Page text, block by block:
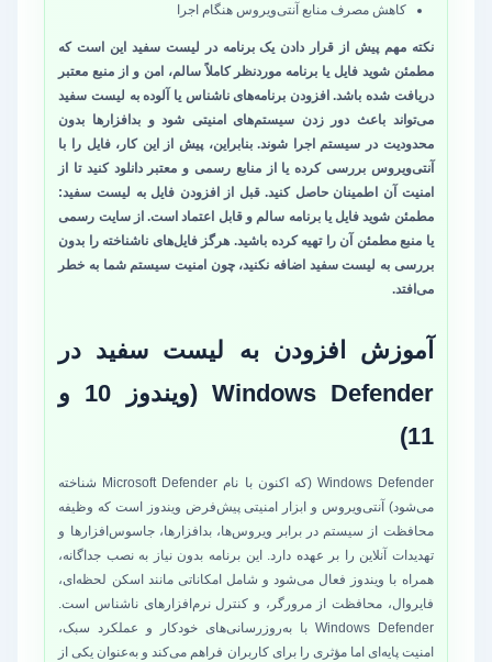
کاهش مصرف منابع آنتی‌ویروس هنگام اجرا
نکته مهم پیش از قرار دادن یک برنامه در لیست سفید این است که
مطمئن شوید فایل یا برنامه موردنظر کاملاً سالم، امن و از منبع معتبر
دریافت شده باشد. افزودن برنامه‌های ناشناس یا آلوده به لیست سفید
می‌تواند باعث دور زدن سیستم‌های امنیتی شود و بدافزارها بدون
محدودیت در سیستم اجرا شوند. بنابراین، پیش از این کار، فایل را با
آنتی‌ویروس بررسی کرده یا از منابع رسمی و معتبر دانلود کنید تا از
امنیت آن اطمینان حاصل کنید. قبل از افزودن فایل به لیست سفید:
مطمئن شوید فایل یا برنامه سالم و قابل اعتماد است. از سایت رسمی
یا منبع مطمئن آن را تهیه کرده باشید. هرگز فایل‌های ناشناخته را بدون
بررسی به لیست سفید اضافه نکنید، چون امنیت سیستم شما به خطر
می‌افتد.
آموزش افزودن به لیست سفید در
Windows Defender (ویندوز 10 و
11)
Windows Defender (که اکنون با نام Microsoft Defender شناخته
می‌شود) آنتی‌ویروس و ابزار امنیتی پیش‌فرض ویندوز است که وظیفه
محافظت از سیستم در برابر ویروس‌ها، بدافزارها، جاسوس‌افزارها و
تهدیدات آنلاین را بر عهده دارد. این برنامه بدون نیاز به نصب جداگانه،
همراه با ویندوز فعال می‌شود و شامل امکاناتی مانند اسکن لحظه‌ای،
فایروال، محافظت از مرورگر، و کنترل نرم‌افزارهای ناشناس است.
Windows Defender با به‌روزرسانی‌های خودکار و عملکرد سبک،
امنیت پایه‌ای اما مؤثری را برای کاربران فراهم می‌کند و به‌عنوان یکی از